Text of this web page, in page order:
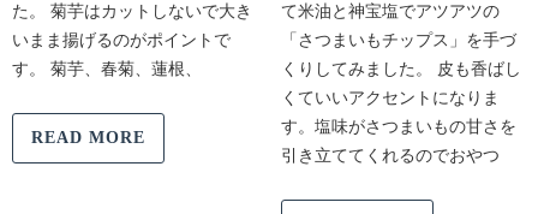
た。 菊芋はカットしないで大き
いまま揚げるのがポイントで
す。 菊芋、春菊、蓮根、
READ MORE
て米油と神宝塩でアツアツの
「さつまいもチップス」を手づ
くりしてみました。 皮も香ばし
くていいアクセントになりま
す。塩味がさつまいもの甘さを
引き立ててくれるのでおやつ